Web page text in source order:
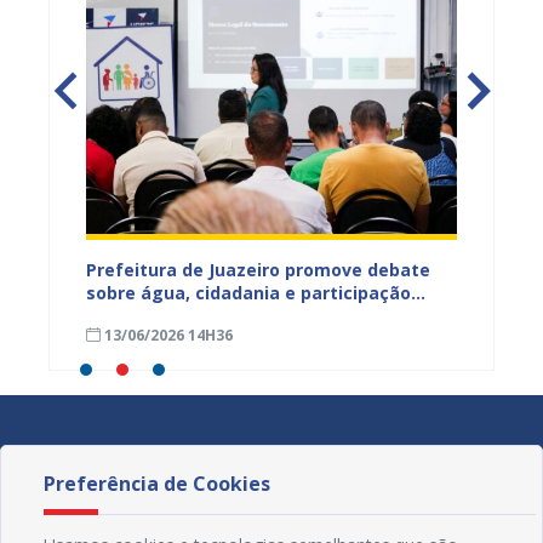
Prefeitura de Juazeiro promove debate
sobre água, cidadania e participação
comunidades urbanas e rurais
13/06/2026 14H36
Preferência de Cookies